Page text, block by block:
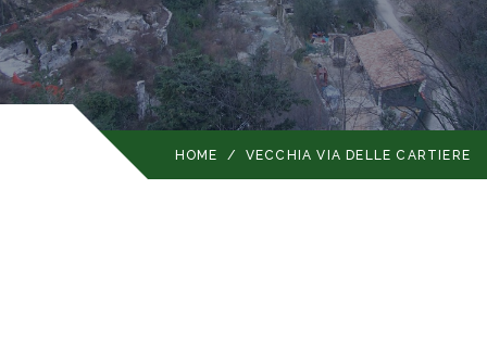
HOME / VECCHIA VIA DELLE CARTIERE